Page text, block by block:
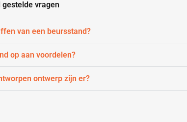
gestelde vragen
van een beursstand?
op aan voordelen?
ontwerp zijn er?